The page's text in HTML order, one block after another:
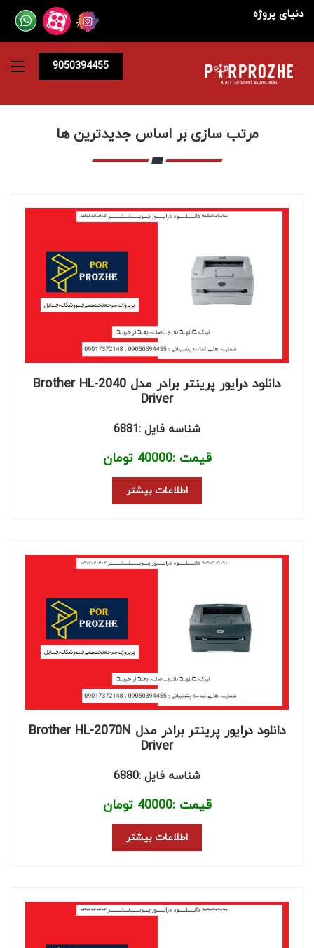
دنیای پروژه
9050394455
مرتب سازی بر اساس جدیدترین ها
دانلود درایور پرینتر برادر مدل Brother HL-2040
Driver
شناسه فایل :6881
قیمت :40000 تومان
اطلاعات بیشتر
دانلود درایور پرینتر برادر مدل Brother HL-2070N
Driver
شناسه فایل :6880
قیمت :40000 تومان
اطلاعات بیشتر